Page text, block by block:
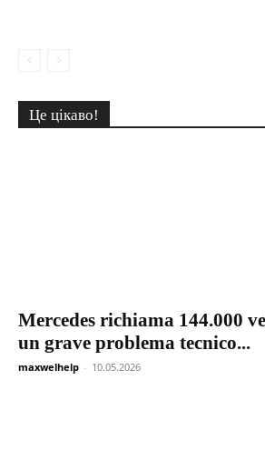
Це цікаво!
Mercedes richiama 144.000
un grave problema tecnico...
maxwelhelp - 10.05.2026